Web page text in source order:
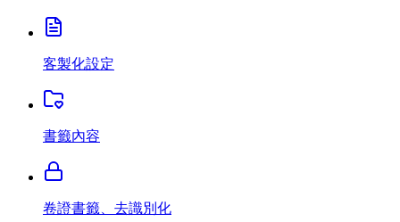
客製化設定
書籤內容
卷證書籤、去識別化